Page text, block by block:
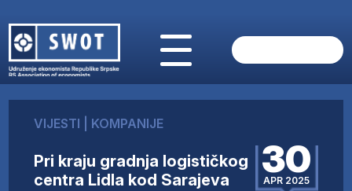
O NAMA
AKTUELNO
ANALIZE
VIJESTI KOMPANIJE
Pri kraju gradnja logističkog
centra Lidla kod Sarajeva
30
APR 2025